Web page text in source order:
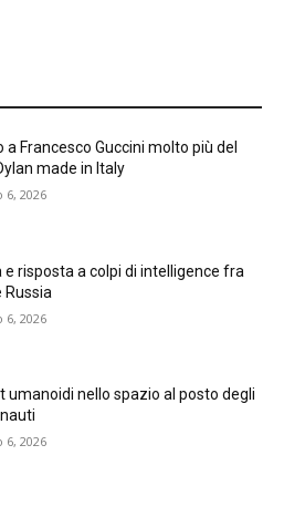
a Francesco Guccini molto più del
made in Italy
6, 2026
e risposta a colpi di intelligence fra
Russia
6, 2026
umanoidi nello spazio al posto degli
6, 2026